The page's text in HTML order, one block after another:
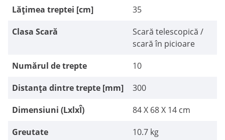
Lățimea treptei [cm]
35
Clasa Scară
Scară telescopică /
scară în picioare
Numărul de trepte
10
Distanța dintre trepte [mm]
300
Dimensiuni (LxlxÎ)
84 X 68 X 14 cm
Greutate
10.7 kg